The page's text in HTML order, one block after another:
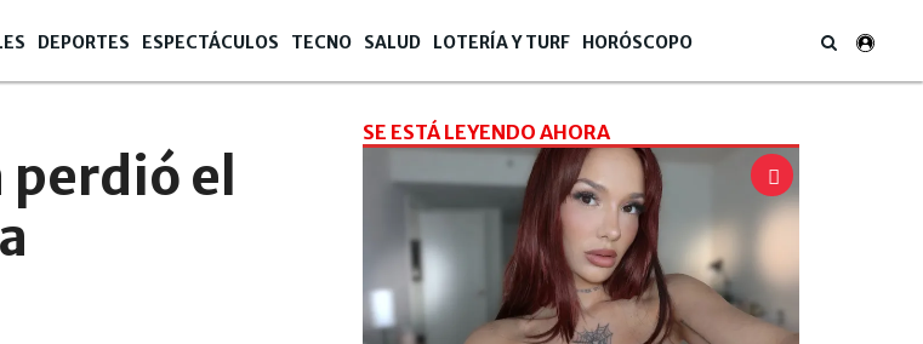
DEPORTES ESPECTÁCULOS TECNO SALUD LOTERÍA Y TURF HORÓSCOPO
el
SE ESTÁ LEYENDO AHORA